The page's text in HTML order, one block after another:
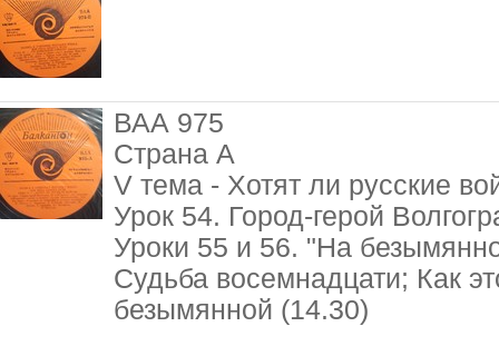
ВАА 975
Страна А
V тема - Хотят ли русские
Урок 54. Город-герой
Уроки 55 и 56. "На
Судьба восемнадцати; Как
безымянной (14.30)